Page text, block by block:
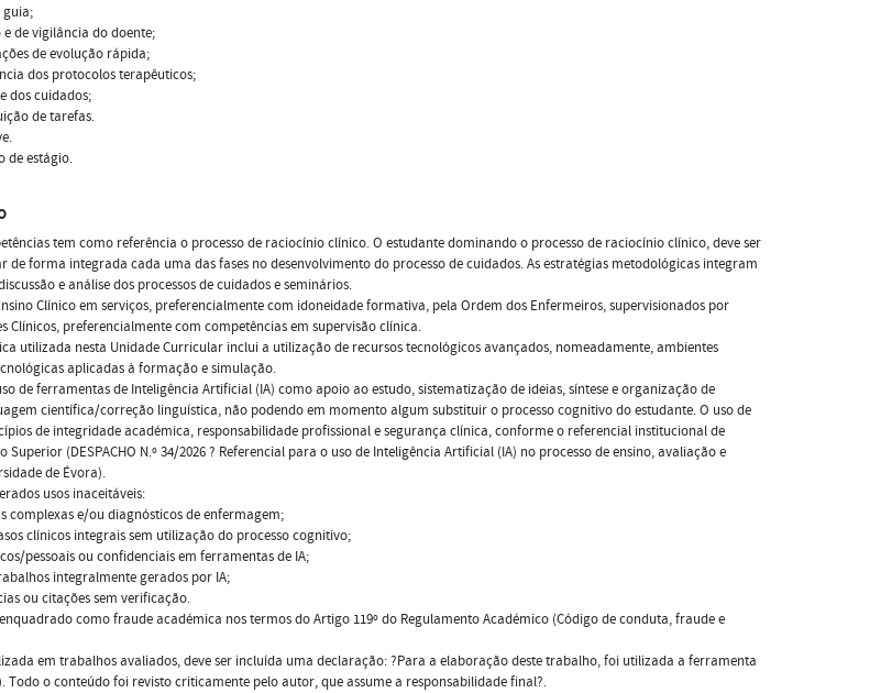
guia;
de vigilância do doente;
de evolução rápida;
dos protocolos terapêuticos;
dos cuidados;
de tarefas.
de estágio.
tem como referência o processo de raciocínio clínico. O estudante dominando o processo de raciocínio clínico, deve ser
de forma integrada cada uma das fases no desenvolvimento do processo de cuidados. As estratégias metodológicas integram
e análise dos processos de cuidados e seminários.
Clínico em serviços, preferencialmente com idoneidade formativa, pela Ordem dos Enfermeiros, supervisionados por
Clínicos, preferencialmente com competências em supervisão clínica.
utilizada nesta Unidade Curricular inclui a utilização de recursos tecnológicos avançados, nomeadamente, ambientes
aplicadas à formação e simulação.
de ferramentas de Inteligência Artificial (IA) como apoio ao estudo, sistematização de ideias, síntese e organização de
científica/correção linguística, não podendo em momento algum substituir o processo cognitivo do estudante. O uso de
de integridade académica, responsabilidade profissional e segurança clínica, conforme o referencial institucional de
Superior (DESPACHO N.º 34/2026 ? Referencial para o uso de Inteligência Artificial (IA) no processo de ensino, avaliação e
de Évora).
usos inaceitáveis:
complexas e/ou diagnósticos de enfermagem;
clínicos integrais sem utilização do processo cognitivo;
pessoais ou confidenciais em ferramentas de IA;
integralmente gerados por IA;
ou citações sem verificação.
como fraude académica nos termos do Artigo 119º do Regulamento Académico (Código de conduta, fraude e
em trabalhos avaliados, deve ser incluída uma declaração: ?Para a elaboração deste trabalho, foi utilizada a ferramenta
Todo o conteúdo foi revisto criticamente pelo autor, que assume a responsabilidade final?.